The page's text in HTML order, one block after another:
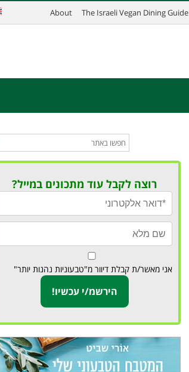
The Israeli Vegan Dining Guide
About
רוצה לקבל עוד מתכונים במייל?
אני מאשר/ת קבלת דיוור מ"טבעוניות נהנות יותר"